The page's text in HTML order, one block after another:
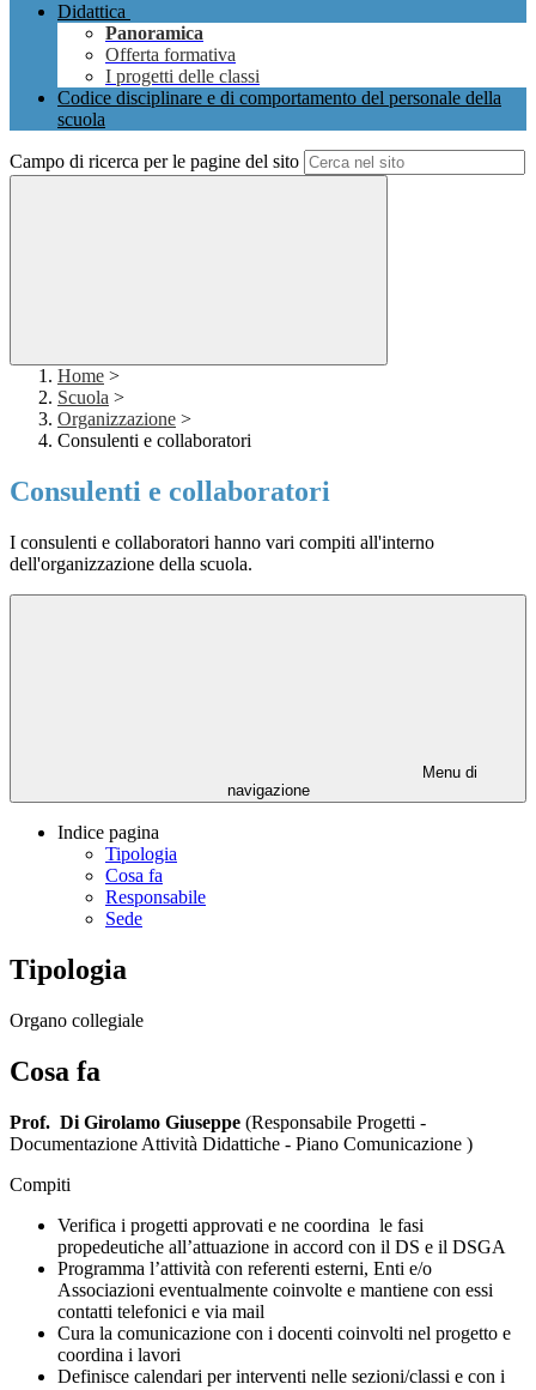
Didattica
Panoramica
Offerta formativa
I progetti delle classi
Codice disciplinare e di comportamento del personale della
scuola
Campo di ricerca per le pagine del sito
Home >
Scuola >
Organizzazione >
Consulenti e collaboratori
Consulenti e collaboratori
I consulenti e collaboratori hanno vari compiti all'interno
dell'organizzazione della scuola.
Menu di
navigazione
Indice pagina
Tipologia
Cosa fa
Responsabile
Sede
Tipologia
Organo collegiale
Cosa fa
Prof. Di Girolamo Giuseppe (Responsabile Progetti -
Documentazione Attività Didattiche - Piano Comunicazione )
Compiti
Verifica i progetti approvati e ne coordina le fasi
propedeutiche all’attuazione in accord con il DS e il DSGA
Programma l’attività con referenti esterni, Enti e/o
Associazioni eventualmente coinvolte e mantiene con essi
contatti telefonici e via mail
Cura la comunicazione con i docenti coinvolti nel progetto e
coordina i lavori
Definisce calendari per interventi nelle sezioni/classi e con i